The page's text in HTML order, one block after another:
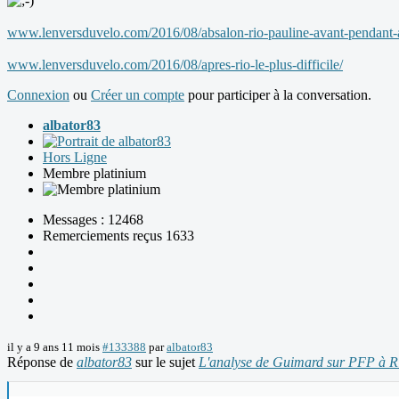
www.lenversduvelo.com/2016/08/absalon-rio-pauline-avant-pendant-
www.lenversduvelo.com/2016/08/apres-rio-le-plus-difficile/
Connexion ou Créer un compte pour participer à la conversation.
albator83
Hors Ligne
Membre platinium
Messages : 12468
Remerciements reçus 1633
il y a 9 ans 11 mois #133388 paralbator83
Réponse de albator83 sur le sujet L'analyse de Guimard sur PFP à